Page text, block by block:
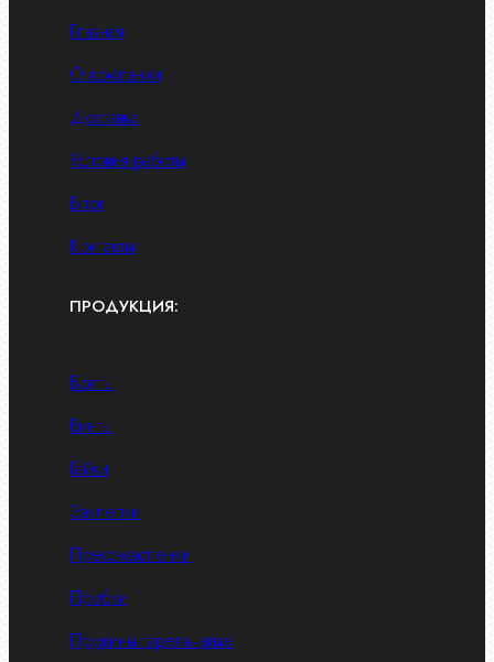
Главная
О компании
Доставка
Условия работы
Блог
Контакты
ПРОДУКЦИЯ:
Болты
Винты
Гайки
Заклепки
Пресс-масленки
Пробки
Пружины тарельчатые